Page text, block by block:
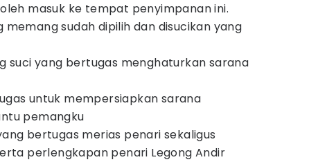
masuk ke tempat penyimpanan ini.
sudah dipilih dan disucikan yang
suci yang bertugas menghaturkan sarana
untuk mempersiapkan sarana
pemangku
bertugas merias penari sekaligus
perlengkapan penari Legong Andir